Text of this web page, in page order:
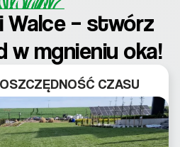
Walce – stwórz
w mgnieniu oka!
CZASU